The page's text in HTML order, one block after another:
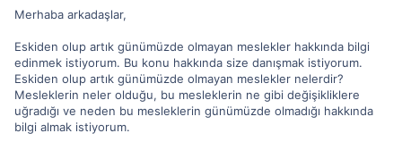
Merhaba arkadaşlar,
Eskiden olup artık günümüzde olmayan meslekler hakkında bilgi
edinmek istiyorum. Bu konu hakkında size danışmak istiyorum.
Eskiden olup artık günümüzde olmayan meslekler nelerdir?
Mesleklerin neler olduğu, bu mesleklerin ne gibi değişikliklere
uğradığı ve neden bu mesleklerin günümüzde olmadığı hakkında
bilgi almak istiyorum.